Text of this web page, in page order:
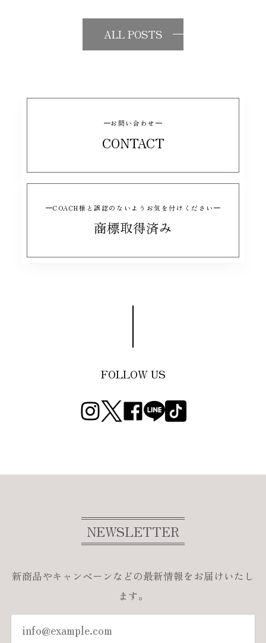
ALL POSTS
お問い合わせ
CONTACT
COACH様と誤認のないようお気を付けください
商標取得済み
FOLLOW US
NEWSLETTER
新商品やキャンペーンなどの最新情報をお届けいたし
ます。